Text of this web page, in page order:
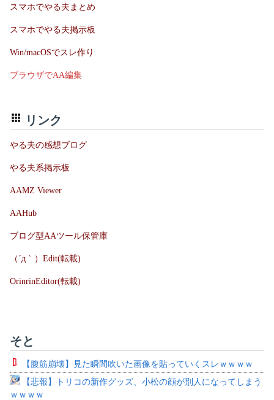
スマホでやる夫まとめ
スマホでやる夫掲示板
Win/macOSでスレ作り
ブラウザでAA編集
リンク
やる夫の感想ブログ
やる夫系掲示板
AAMZ Viewer
AAHub
ブログ型AAツール保管庫
（´д｀）Edit(転載)
OrinrinEditor(転載)
そと
【腹筋崩壊】見た瞬間吹いた画像を貼っていくスレｗｗｗｗ
【悲報】トリコの新作グッズ、小松の顔が別人になってしまう
ｗｗｗｗ